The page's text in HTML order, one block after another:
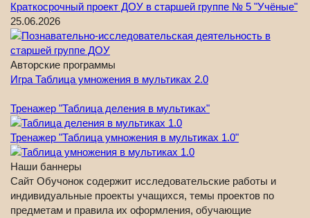
Краткосрочный проект ДОУ в старшей группе № 5 "Учёные"
25.06.2026
Авторские программы
Игра Таблица умножения в мультиках 2.0
Тренажер "Таблица деления в мультиках"
Тренажер "Таблица умножения в мультиках 1.0"
Наши баннеры
Сайт Обучонок содержит исследовательские работы и
индивидуальные проекты учащихся, темы проектов по
предметам и правила их оформления, обучающие